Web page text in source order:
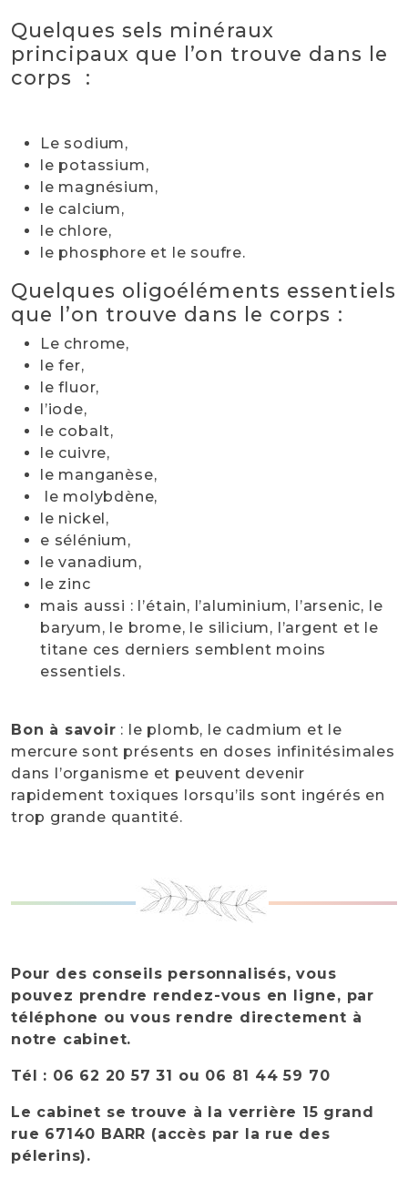
Quelques sels minéraux
principaux que l’on trouve dans le
corps :
Le sodium,
le potassium,
le magnésium,
le calcium,
le chlore,
le phosphore et le soufre.
Quelques oligoéléments essentiels
que l’on trouve dans le corps :
Le chrome,
le fer,
le fluor,
l’iode,
le cobalt,
le cuivre,
le manganèse,
le molybdène,
le nickel,
e sélénium,
le vanadium,
le zinc
mais aussi : l’étain, l’aluminium, l’arsenic, le
baryum, le brome, le silicium, l’argent et le
titane ces derniers semblent moins
essentiels.
Bon à savoir : le plomb, le cadmium et le
mercure sont présents en doses infinitésimales
dans l’organisme et peuvent devenir
rapidement toxiques lorsqu’ils sont ingérés en
trop grande quantité.
Pour des conseils personnalisés, vous
pouvez prendre rendez-vous en ligne, par
téléphone ou vous rendre directement à
notre cabinet.
Tél : 06 62 20 57 31 ou 06 81 44 59 70
Le cabinet se trouve à la verrière 15 grand
rue 67140 BARR (accès par la rue des
pélerins).